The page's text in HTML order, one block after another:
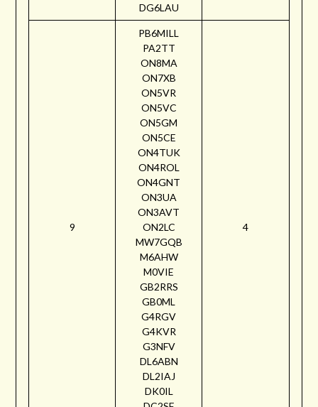
DG6LAU
9
PB6MILL
PA2TT
ON8MA
ON7XB
ON5VR
ON5VC
ON5GM
ON5CE
ON4TUK
ON4ROL
ON4GNT
ON3UA
ON3AVT
ON2LC
MW7GQB
M6AHW
M0VIE
GB2RRS
GB0ML
G4RGV
G4KVR
G3NFV
DL6ABN
DL2IAJ
DK0IL
4